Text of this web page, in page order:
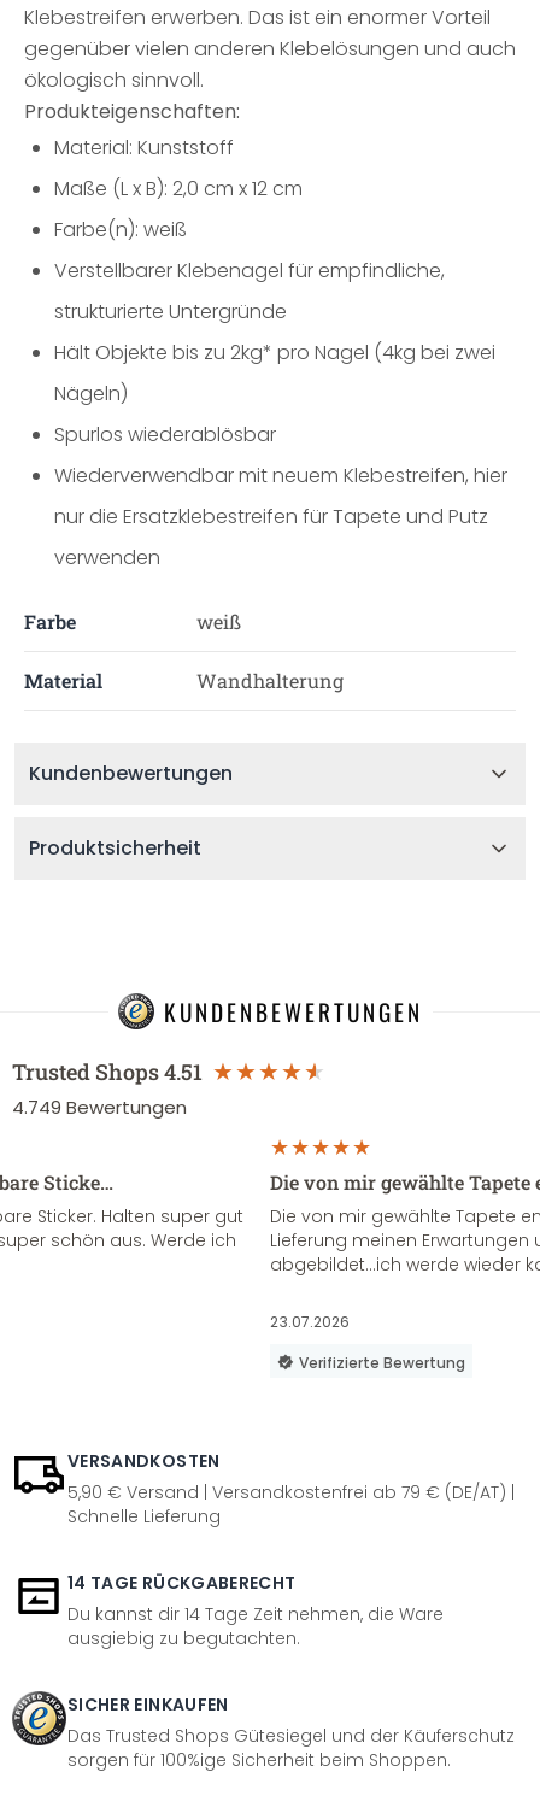
Klebestreifen erwerben. Das ist ein enormer Vorteil
gegenüber vielen anderen Klebelösungen und auch
ökologisch sinnvoll.
Produkteigenschaften:
Material: Kunststoff
Maße (L x B): 2,0 cm x 12 cm
Farbe(n): weiß
Verstellbarer Klebenagel für empfindliche,
strukturierte Untergründe
Hält Objekte bis zu 2kg* pro Nagel (4kg bei zwei
Nägeln)
Spurlos wiederablösbar
Wiederverwendbar mit neuem Klebestreifen, hier
nur die Ersatzklebestreifen für Tapete und Putz
verwenden
Farbe weiß
Material Wandhalterung
Kundenbewertungen
Produktsicherheit
KUNDENBEWERTUNGEN
Trusted Shops4.51
4.749 Bewertungen
Sticke…
Sticker. Halten super gut
schön aus. Werde ich
Die von mir gewählte
Die von mir gewählte Tapete
Lieferung meinen Erwartungen
abgebildet...ich werde wieder
23.07.2026
Verifizierte Bewertung
VERSANDKOSTEN
5,90 € Versand | Versandkostenfrei ab 79 € (DE/AT) |
Schnelle Lieferung
14 TAGE RÜCKGABERECHT
Du kannst dir 14 Tage Zeit nehmen, die Ware
ausgiebig zu begutachten.
SICHER EINKAUFEN
Das Trusted Shops Gütesiegel und der Käuferschutz
sorgen für 100%ige Sicherheit beim Shoppen.